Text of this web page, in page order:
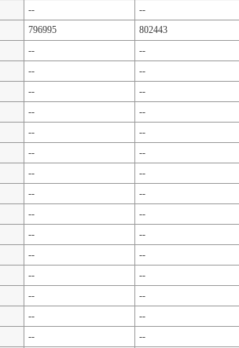
-- --
796995 802443
-- --
-- --
-- --
-- --
-- --
-- --
-- --
-- --
-- --
-- --
-- --
-- --
-- --
-- --
-- --